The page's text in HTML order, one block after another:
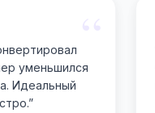
уменьшился
Идеальный
”